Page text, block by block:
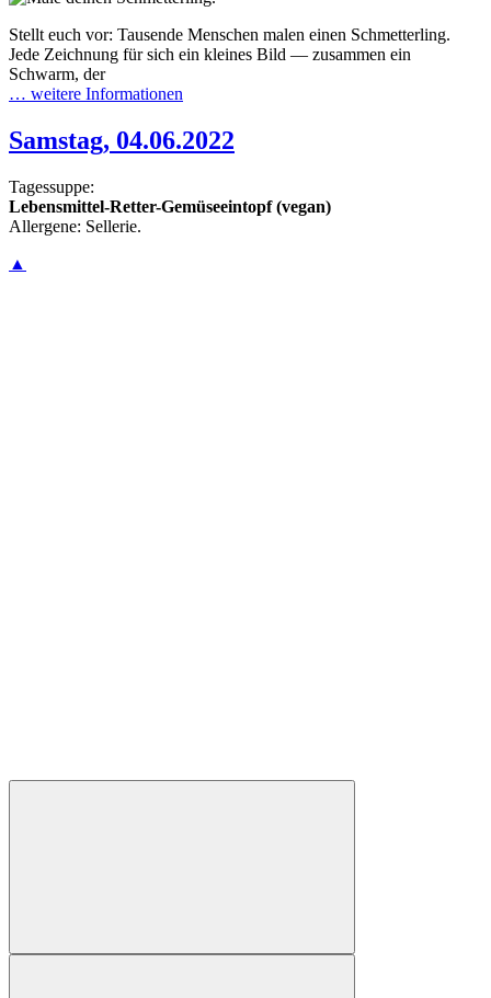
Stellt euch vor: Tausende Menschen malen einen Schmetterling.
Jede Zeichnung für sich ein kleines Bild — zusammen ein
Schwarm, der
… weitere Informationen
Samstag, 04.06.2022
Tagessuppe:
Lebensmittel-Retter-Gemüseeintopf (vegan)
Allergene: Sellerie.
▲